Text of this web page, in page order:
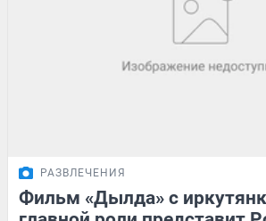
РАЗВЛЕЧЕНИЯ
Фильм «Дылда» с